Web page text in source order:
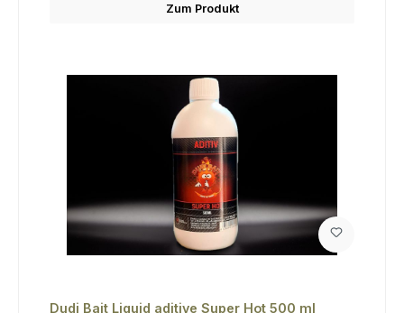
Zum Produkt
Dudi Bait Liquid aditive Super Hot 500 ml